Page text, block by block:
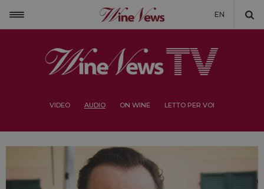
EN
VIDEO AUDIO ON WINE LETTO PER VOI